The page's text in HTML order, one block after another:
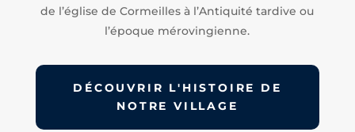
de l’église de Cormeilles à l’Antiquité tardive ou
l’époque mérovingienne.
DÉCOUVRIR L'HISTOIRE DE
NOTRE VILLAGE